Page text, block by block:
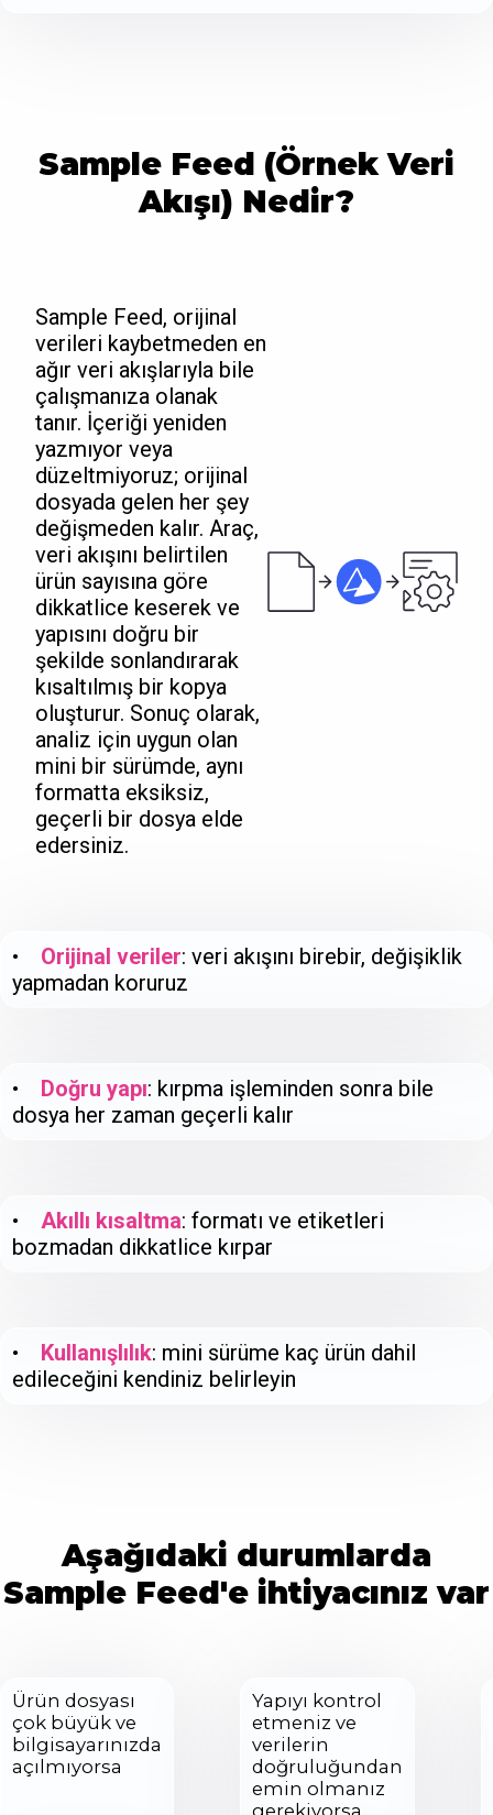
Sample Feed (Örnek Veri
Akışı) Nedir?
Sample Feed, orijinal
verileri kaybetmeden en
ağır veri akışlarıyla bile
çalışmanıza olanak
tanır. İçeriği yeniden
yazmıyor veya
düzeltmiyoruz; orijinal
dosyada gelen her şey
değişmeden kalır. Araç,
veri akışını belirtilen
ürün sayısına göre
dikkatlice keserek ve
yapısını doğru bir
şekilde sonlandırarak
kısaltılmış bir kopya
oluşturur. Sonuç olarak,
analiz için uygun olan
mini bir sürümde, aynı
formatta eksiksiz,
geçerli bir dosya elde
edersiniz.
• Orijinal veriler: veri akışını birebir, değişiklik
yapmadan koruruz
• Doğru yapı: kırpma işleminden sonra bile
dosya her zaman geçerli kalır
• Akıllı kısaltma: formatı ve etiketleri
bozmadan dikkatlice kırpar
• Kullanışlılık: mini sürüme kaç ürün dahil
edileceğini kendiniz belirleyin
Aşağıdaki durumlarda
Sample Feed'e ihtiyacınız var
Ürün dosyası
çok büyük ve
bilgisayarınızda
açılmıyorsa
Yapıyı kontrol
etmeniz ve
verilerin
doğruluğundan
emin olmanız